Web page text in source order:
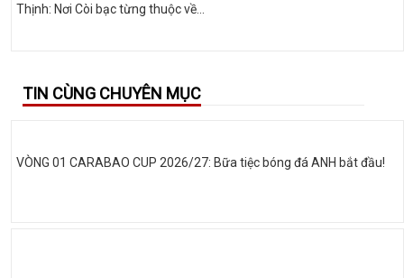
Thịnh: Nơi Còi bạc từng thuộc về…
TIN CÙNG CHUYÊN MỤC
VÒNG 01 CARABAO CUP 2026/27: Bữa tiệc bóng đá ANH bắt đầu!